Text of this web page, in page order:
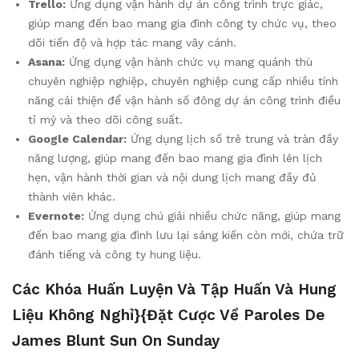
Trello: Ứng dụng vận hành dự án công trình trực giác,
giúp mang đến bao mang gia đình công ty chức vụ, theo
dõi tiến độ và hợp tác mang vây cánh.
Asana: Ứng dụng vận hành chức vụ mang quánh thù
chuyên nghiệp nghiệp, chuyên nghiệp cung cấp nhiều tính
năng cải thiện để vận hành số đông dự án công trình điều
tỉ mỷ và theo dõi công suất.
Google Calendar: Ứng dụng lịch số trẻ trung và tràn đầy
năng lượng, giúp mang đến bao mang gia đình lên lịch
hẹn, vận hành thời gian và nội dung lịch mang đầy đủ
thành viên khác.
Evernote: Ứng dụng chú giải nhiều chức năng, giúp mang
đến bao mang gia đình lưu lại sáng kiến còn mới, chứa trữ
đánh tiếng và công ty hung liệu.
Các Khóa Huấn Luyện Và Tập Huấn Và Hung
Liệu Không Nghỉ}{đặt Cược Về Paroles De
James Blunt Sun On Sunday